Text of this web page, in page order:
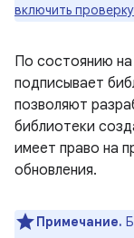
включить
По состоянию
подписывает
позволяют
библиотеки
имеет право на
обновления.
Примечание.